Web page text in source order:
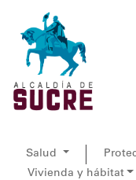
Salud
Vivienda y hábitat